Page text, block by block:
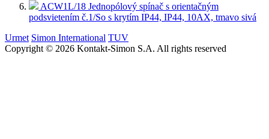
ACW1L/18 Jednopólový spínač s orientačným
podsvietením č.1/So s krytím IP44, IP44, 10AX, tmavo sivá
Urmet Simon International TUV
Copyright © 2026 Kontakt-Simon S.A. All rights reserved